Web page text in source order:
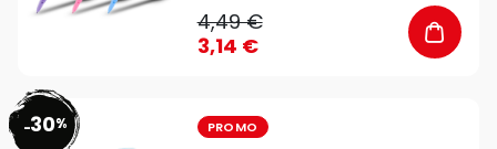
4,49 €
3,14 €
-30% PROMO